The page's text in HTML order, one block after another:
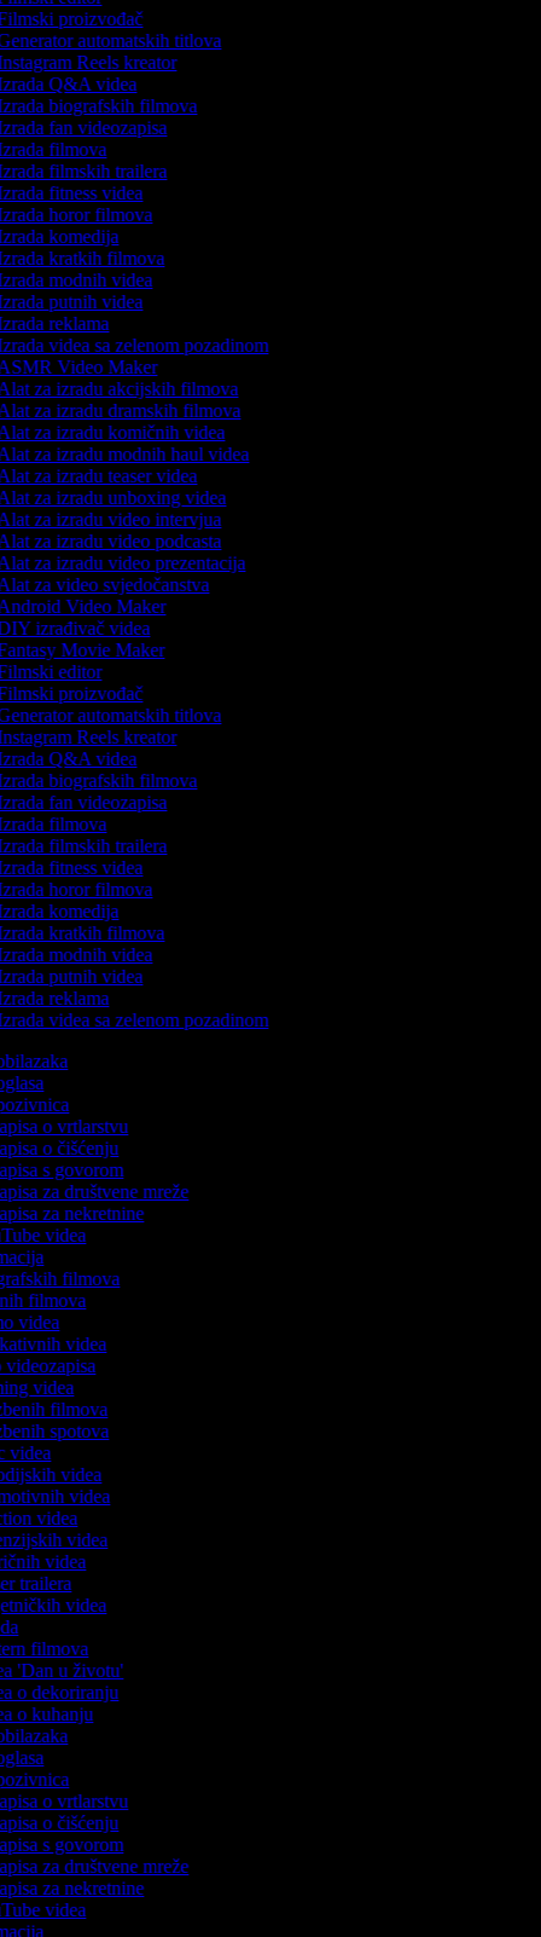
proizvođač
automatskih titlova
Reels kreator
Q&A videa
biografskih filmova
fan videozapisa
filmova
filmskih trailera
fitness videa
horor filmova
komedija
kratkih filmova
modnih videa
putnih videa
reklama
videa sa zelenom pozadinom
Video Maker
za izradu akcijskih filmova
za izradu dramskih filmova
za izradu komičnih videa
za izradu modnih haul videa
za izradu teaser videa
za izradu unboxing videa
za izradu video intervjua
za izradu video podcasta
za izradu video prezentacija
za video svjedočanstva
Video Maker
izrađivač videa
Movie Maker
editor
proizvođač
automatskih titlova
Reels kreator
Q&A videa
biografskih filmova
fan videozapisa
filmova
filmskih trailera
fitness videa
horor filmova
komedija
kratkih filmova
modnih videa
putnih videa
reklama
videa sa zelenom pozadinom
o vrtlarstvu
o čišćenju
s govorom
za društvene mreže
za nekretnine
videa
filmova
filmova
videa
videa
videozapisa
videa
filmova
spotova
videa
videa
videa
videa
videa
videa
trailera
videa
filmova
'Dan u životu'
o dekoriranju
o kuhanju
o vrtlarstvu
o čišćenju
s govorom
za društvene mreže
za nekretnine
videa